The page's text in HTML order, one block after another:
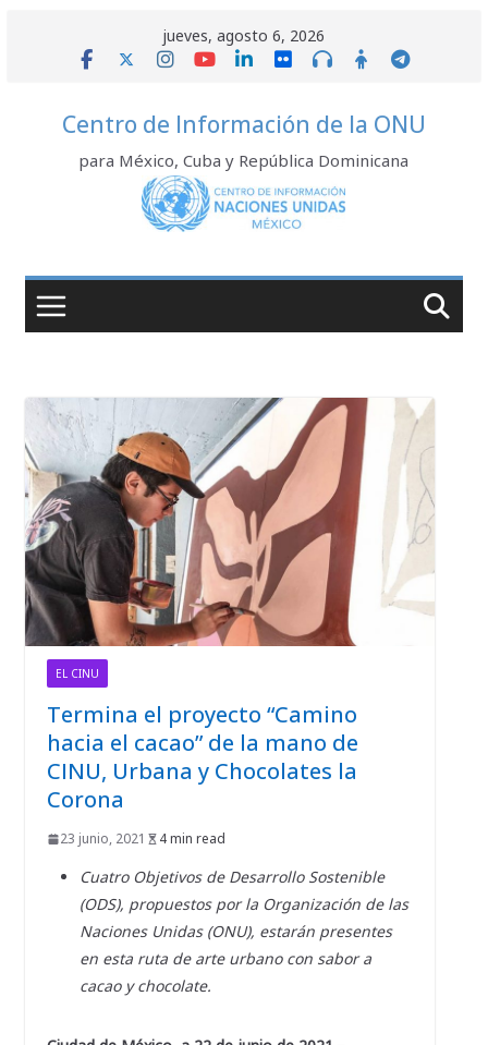
jueves, agosto 6, 2026
Centro de Información de la ONU
para México, Cuba y República Dominicana
EL CINU
Termina el proyecto “Camino
hacia el cacao” de la mano de
CINU, Urbana y Chocolates la
Corona
23 junio, 2021 4 min read
Cuatro Objetivos de Desarrollo Sostenible
(ODS), propuestos por la Organización de las
Naciones Unidas (ONU), estarán presentes
en esta ruta de arte urbano con sabor a
cacao y chocolate.